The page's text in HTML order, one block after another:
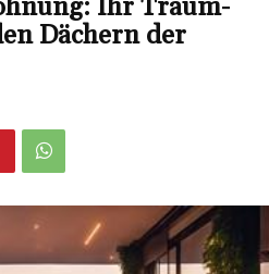
Ihr Traum-
Dächern der